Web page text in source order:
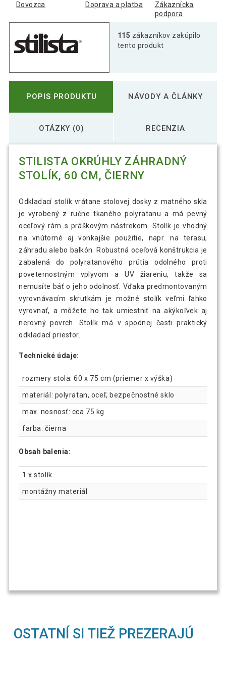
Dovozca Doprava a platba
Zákaznícka
podpora
115 zákazníkov zakúpilo
tento produkt
POPIS PRODUKTU NÁVODY A ČLÁNKY
OTÁZKY (0) RECENZIA
STILISTA OKRÚHLY ZÁHRADNÝ
STOLÍK, 60 CM, ČIERNY
Odkladací stolík vrátane stolovej dosky z matného skla
je vyrobený z ručne tkaného polyratanu a má pevný
oceľový rám s práškovým nástrekom. Stolík je vhodný
na vnútorné aj vonkajšie použitie, napr. na terasu,
záhradu alebo balkón. Robustná oceľová konštrukcia je
zabalená do polyratanového prútia odolného proti
poveternostným vplyvom a UV žiareniu, takže sa
nemusíte báť o jeho odolnosť. Vďaka predmontovaným
vyrovnávacím skrutkám je možné stolík veľmi ľahko
vyrovnať, a môžete ho tak umiestniť na akýkoľvek aj
nerovný povrch. Stolík má v spodnej časti praktický
odkladací priestor.
Technické údaje:
rozmery stola: 60 x 75 cm (priemer x výška)
materiál: polyratan, oceľ, bezpečnostné sklo
max. nosnosť: cca 75 kg
farba: čierna
Obsah balenia:
1 x stolík
montážny materiál
OSTATNÍ SI TIEŽ PREZERAJÚ